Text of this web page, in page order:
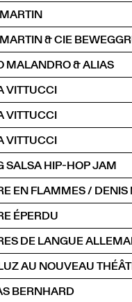
& CIE
MALANDRO & ALIAS
VITTUCCI
VITTUCCI
VITTUCCI
SALSA HIP-HOP JAM
EN FLAMMES / DENIS
ÉPERDU
DE LANGUE
AU NOUVEAU
BERNHARD